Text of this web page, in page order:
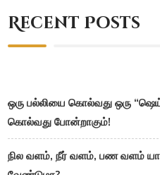
Recent Posts
ஒரு பல்லியை கொல்வது ஒரு
கொல்வது போன்றாகும்!
நில வளம், நீர் வளம், பண வளம்